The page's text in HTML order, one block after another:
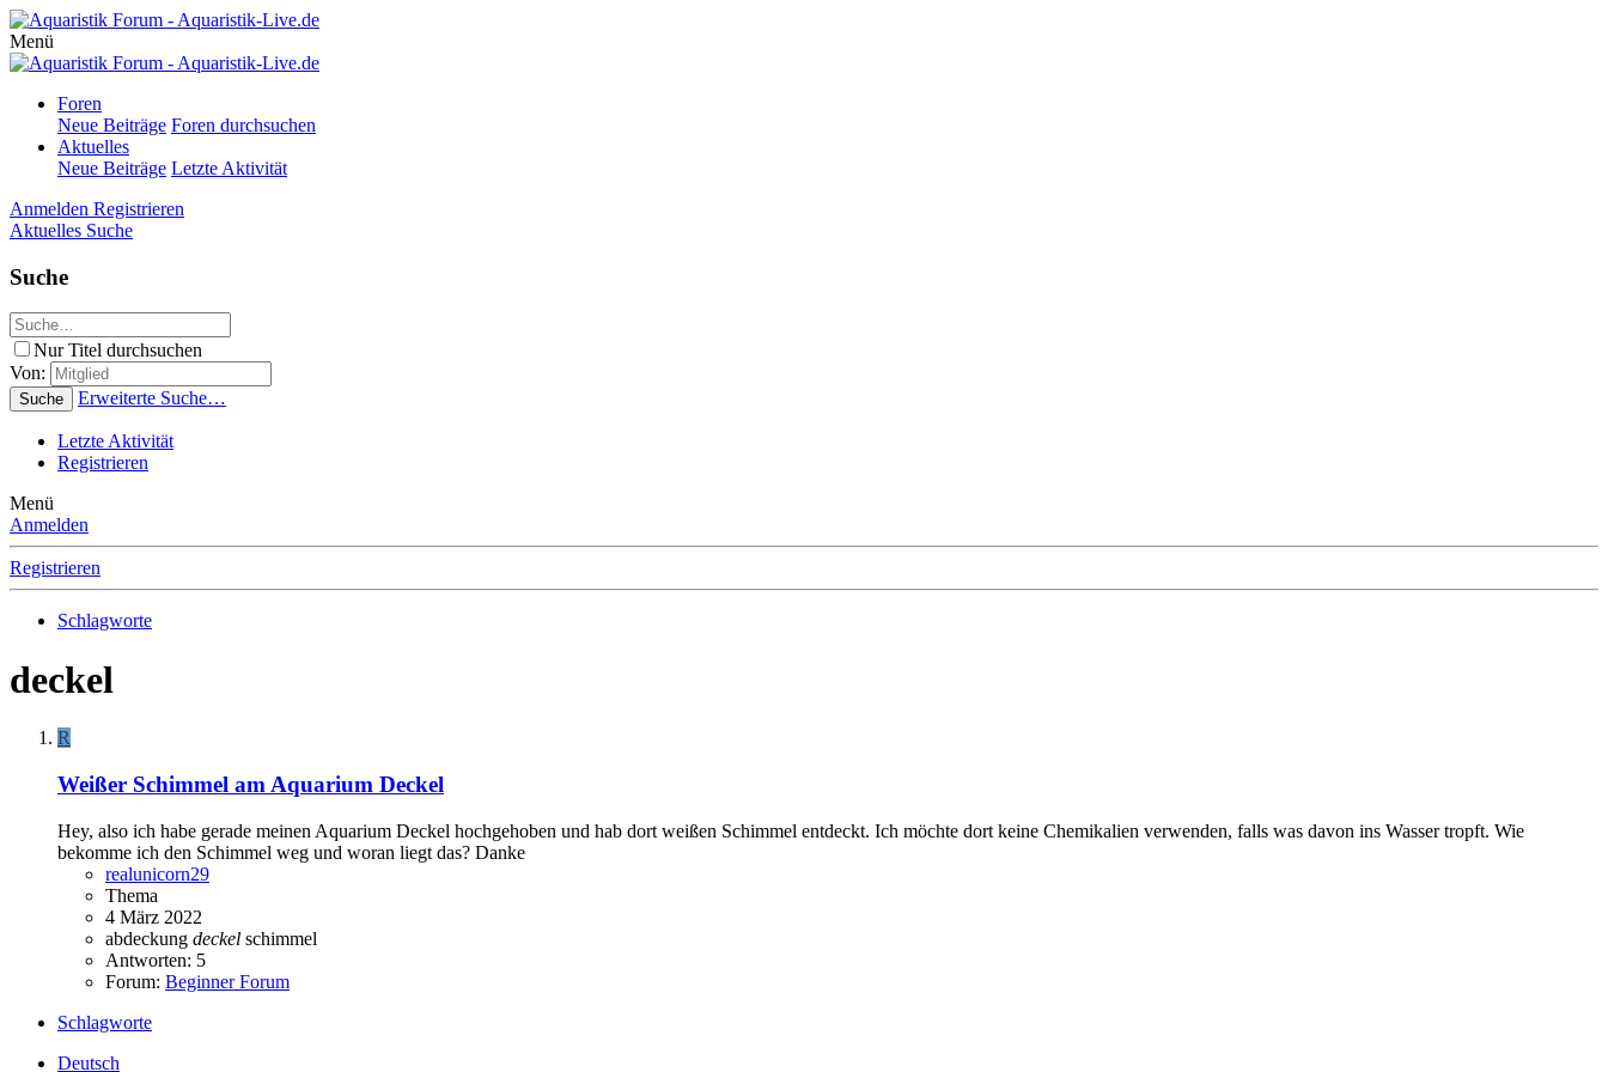
Menü
Foren
Neue Beiträge Foren durchsuchen
Aktuelles
Neue Beiträge Letzte Aktivität
Anmelden Registrieren
Aktuelles Suche
Suche
Nur Titel durchsuchen
Von:
Suche Erweiterte Suche…
Letzte Aktivität
Registrieren
Menü
Anmelden
Registrieren
Schlagworte
deckel
R
Weißer Schimmel am Aquarium Deckel
Hey, also ich habe gerade meinen Aquarium Deckel hochgehoben und hab dort weißen Schimmel entdeckt. Ich möchte dort keine Chemikalien verwenden, falls was davon ins Wasser tropft. Wie
bekomme ich den Schimmel weg und woran liegt das? Danke
realunicorn29
Thema
4 März 2022
abdeckung deckel schimmel
Antworten: 5
Forum: Beginner Forum
Schlagworte
Deutsch